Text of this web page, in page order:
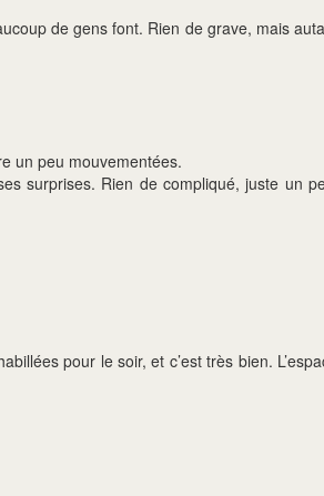
de gens font. Rien de grave, mais
un peu mouvementées.
surprises. Rien de compliqué, juste un
pour le soir, et c’est très bien.